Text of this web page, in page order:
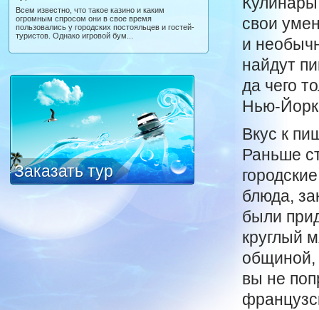
Всем известно, что такое казино и каким
огромным спросом они в свое время
пользовались у городских постояльцев и гостей-
туристов. Однако игровой бум...
Заказать тур
свои
и
найдут
да чего
Нью-
Вкус к
Раньше
блюда,
были
круглый
общиной,
вы не